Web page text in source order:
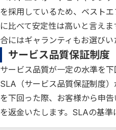
を採用しているため、ベスト
に比べて安定性は高いと言え
合にはギャランティもお選びい
サービス品質保証制度
サービス品質が一定の水準を下
SLA（サービス品質保証制度
を下回った際、お客様から申
を返金いたします。SLAの基準